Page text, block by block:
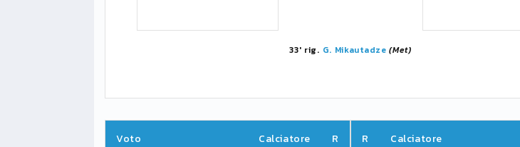
33' rig. G. Mikautadze (Met)
Voto Calciatore R R Calciatore